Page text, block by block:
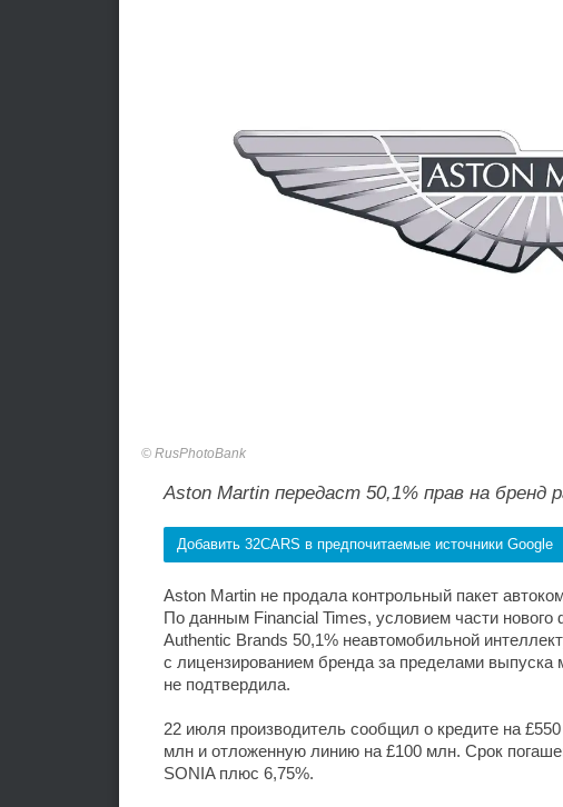
RusPhotoBank
Aston Martin передаст 50,1% прав на бренд
Добавить 32CARS в предпочитаемые источники Google
Aston Martin не продала контрольный пакет
По данным Financial Times, условием части
Authentic Brands 50,1% неавтомобильной
с лицензированием бренда за пределами
не подтвердила.
22 июля производитель сообщил о кредите на
млн и отложенную линию на £100 млн. Срок
SONIA плюс 6,75%.